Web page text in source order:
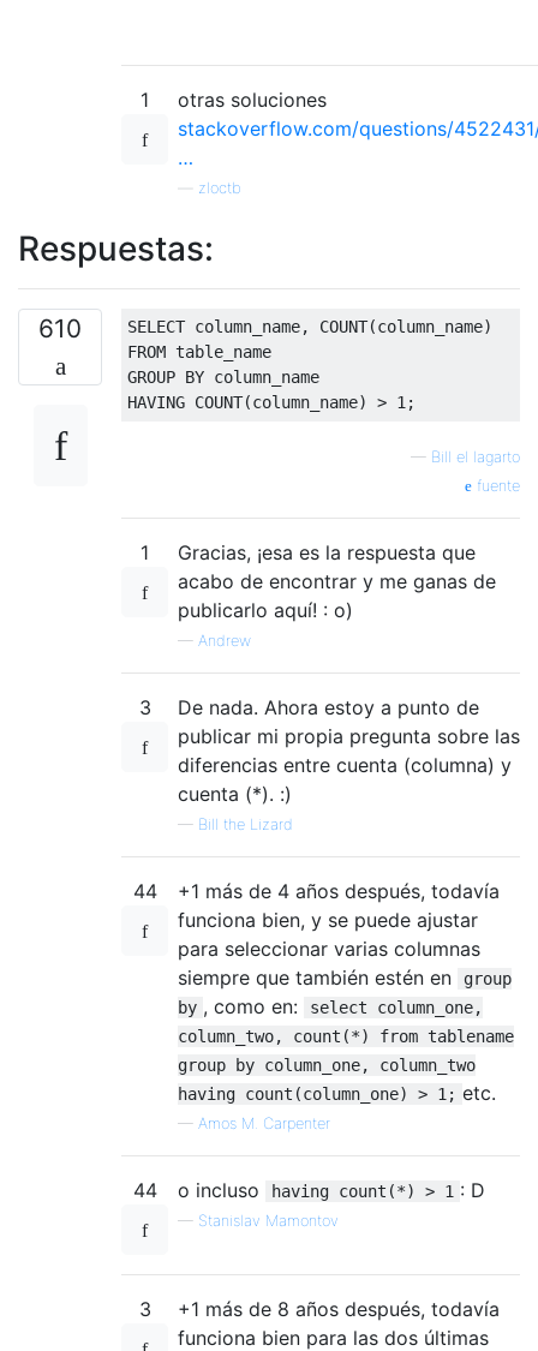
1
otras soluciones
stackoverflow.com/questions/
…
zloctb
Respuestas:
610 SELECT column_name, COUNT(column_name)
FROM table_name
GROUP BY column_name
HAVING COUNT(column_name) > 1 ;
— Bill el lagarto
fuente
1
Gracias, ¡esa es la respuesta que
acabo de encontrar y me ganas de
publicarlo aquí! : o)
— Andrew
3
De nada. Ahora estoy a punto de
publicar mi propia pregunta sobre las
diferencias entre cuenta (columna) y
cuenta (*). :)
— Bill the Lizard
44
+1 más de 4 años después, todavía
funciona bien, y se puede ajustar
para seleccionar varias columnas
siempre que también estén en
group
by , como en:
select column_one,
column_two, count(*) from tablename
group by column_one, column_two
having count(column_one) > 1; etc.
— Amos M. Carpenter
44 o incluso having count(*) > 1 : D
— Stanislav Mamontov
3
+1 más de 8 años después, todavía
funciona bien para las dos últimas